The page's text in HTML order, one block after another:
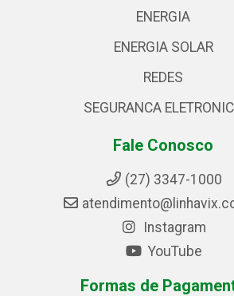
ENERGIA
ENERGIA SOLAR
REDES
SEGURANCA
Fale Conosco
(27) 3347-1000
Instagram
YouTube
Formas de